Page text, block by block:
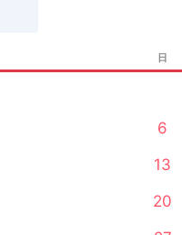
日
6
13
20